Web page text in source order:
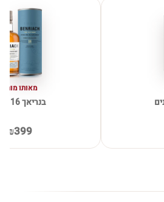
מאותו מותג
בנריאך 16 שנה
₪399